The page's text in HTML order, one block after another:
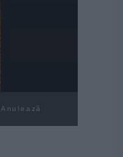
Anulează